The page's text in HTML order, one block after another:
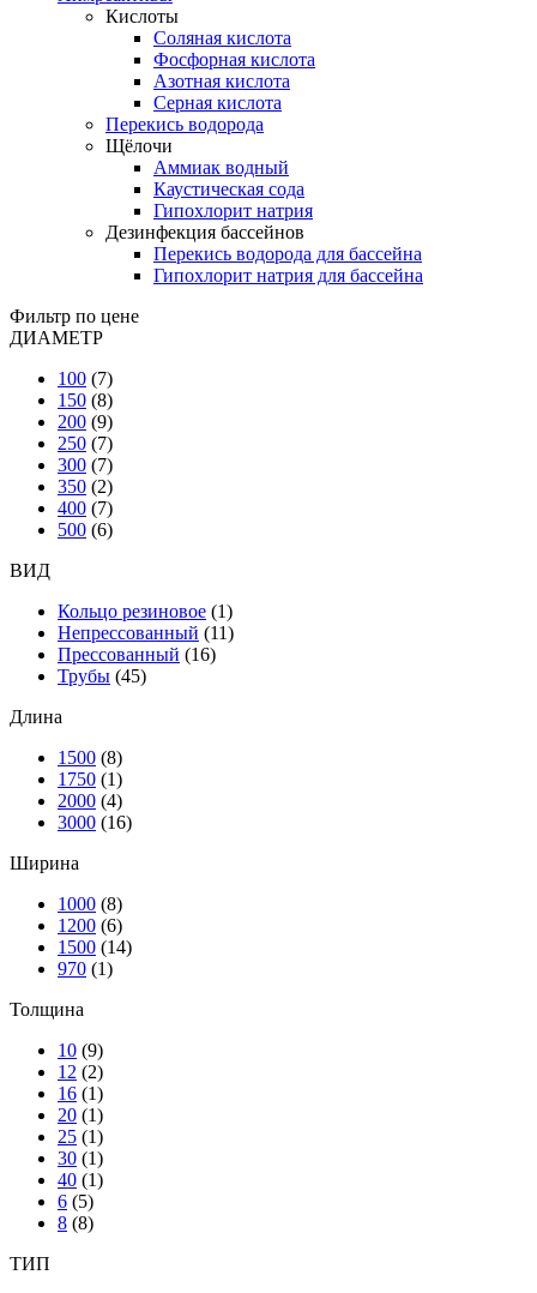
Кислоты
Соляная кислота
Фосфорная кислота
Азотная кислота
Серная кислота
Перекись водорода
Щёлочи
Аммиак водный
Каустическая сода
Гипохлорит натрия
Дезинфекция бассейнов
Перекись водорода для бассейна
Гипохлорит натрия для бассейна
Фильтр по цене
ДИАМЕТР
100 (7)
150 (8)
200 (9)
250 (7)
300 (7)
350 (2)
400 (7)
500 (6)
ВИД
Кольцо резиновое (1)
Непрессованный (11)
Прессованный (16)
Трубы (45)
Длина
1500 (8)
1750 (1)
2000 (4)
3000 (16)
Ширина
1000 (8)
1200 (6)
1500 (14)
970 (1)
Толщина
10 (9)
12 (2)
16 (1)
20 (1)
25 (1)
30 (1)
40 (1)
6 (5)
8 (8)
ТИП